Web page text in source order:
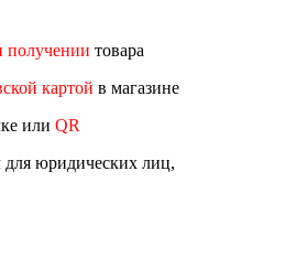
получении товара
картой в магазине
или QR
для юридических лиц,